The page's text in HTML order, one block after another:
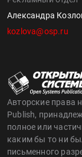
Александра
kozlova@osp.ru
Авторские права
Publish,
полное или
каким бы то ни
письменного